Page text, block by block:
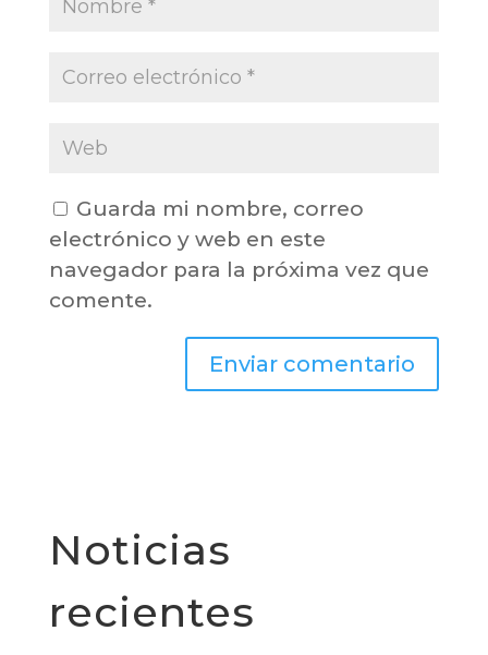
Guarda mi nombre, correo
electrónico y web en este
navegador para la próxima vez que
comente.
Noticias
recientes